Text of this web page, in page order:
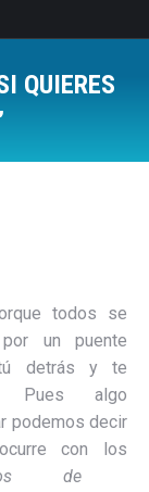
QUIERES
todos se
un puente
detrás y te
Pues algo
podemos decir
con los
de